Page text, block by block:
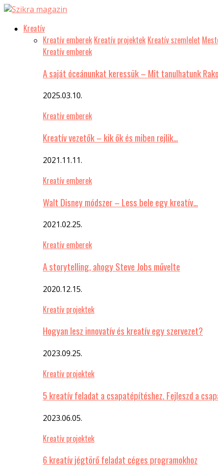
Kreatív
Kreatív emberek Kreatív projektek Kreatív szemlelet
Kreatív emberek
A saját óceánunkat keressük – Mit tanulhatunk
2025.03.10.
Kreatív emberek
Kreatív vezetők – kik ők és miben rejlik…
2021.11.11.
Kreatív emberek
Walt Disney módszer – Less bele egy kreatív…
2021.02.25.
Kreatív emberek
A storytelling, ahogy Steve Jobs művelte
2020.12.15.
Kreatív projektek
Hogyan lesz innovatív és kreatív egy szervezet?
2023.09.25.
Kreatív projektek
5 kreatív feladat a csapatépítéshez. Fejleszd a
2023.06.05.
Kreatív projektek
6 kreatív jégtörő feladat céges programokhoz